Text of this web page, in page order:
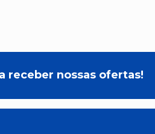
receber nossas ofertas!